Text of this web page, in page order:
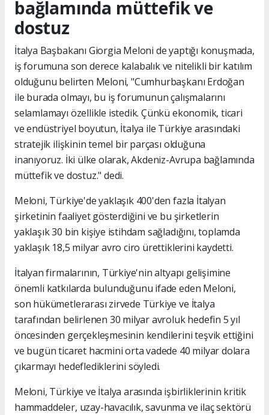
bağlamında müttefik ve
dostuz
İtalya Başbakanı Giorgia Meloni de yaptığı konuşmada,
iş forumuna son derece kalabalık ve nitelikli bir katılım
olduğunu belirten Meloni, "Cumhurbaşkanı Erdoğan
ile burada olmayı, bu iş forumunun çalışmalarını
selamlamayı özellikle istedik. Çünkü ekonomik, ticari
ve endüstriyel boyutun, İtalya ile Türkiye arasındaki
stratejik ilişkinin temel bir parçası olduğuna
inanıyoruz. İki ülke olarak, Akdeniz-Avrupa bağlamında
müttefik ve dostuz." dedi.
Meloni, Türkiye'de yaklaşık 400'den fazla İtalyan
şirketinin faaliyet gösterdiğini ve bu şirketlerin
yaklaşık 30 bin kişiye istihdam sağladığını, toplamda
yaklaşık 18,5 milyar avro ciro ürettiklerini kaydetti.
İtalyan firmalarının, Türkiye'nin altyapı gelişimine
önemli katkılarda bulunduğunu ifade eden Meloni,
son hükümetlerarası zirvede Türkiye ve İtalya
tarafından belirlenen 30 milyar avroluk hedefin 5 yıl
öncesinden gerçekleşmesinin kendilerini teşvik ettiğini
ve bugün ticaret hacmini orta vadede 40 milyar dolara
çıkarmayı hedeflediklerini söyledi.
Meloni, Türkiye ve İtalya arasında işbirliklerinin kritik
hammaddeler, uzay-havacılık, savunma ve ilaç sektörü